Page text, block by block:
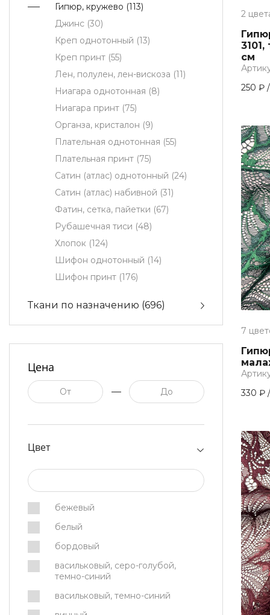
Гипюр, кружево (113)
Джинс (30)
Креп однотонный (13)
Креп принт (55)
Лен, полулен, лен-вискоза (11)
Ниагара однотонная (8)
Ниагара принт (75)
Органза, кристалон (9)
Плательная однотонная (55)
Плательная принт (75)
Сатин (атлас) однотонный (24)
Сатин (атлас) набивной (31)
Фатин, сетка, пайетки (67)
Рубашечная тиси (48)
Хлопок (124)
Шифон однотонный (14)
Шифон принт (176)
Ткани по назначению (696)
Цена
Цвет
бежевый
белый
бордовый
васильковый, серо-голубой,
темно-синий
васильковый, темно-синий
2
см
250 ₽ /
7
330 ₽ /